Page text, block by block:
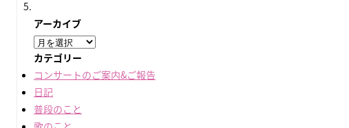
アーカイブ
ア
ー
カ
イ
ブ
カテゴリー
コンサートのご案内&ご報告
日記
普段のこと